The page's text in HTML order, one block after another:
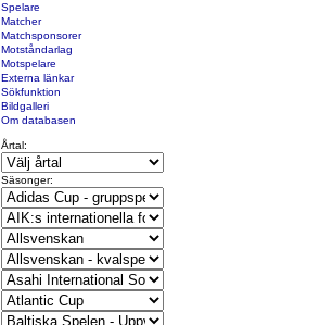
Spelare
Matcher
Matchsponsorer
Motståndarlag
Motspelare
Externa länkar
Sökfunktion
Bildgalleri
Om databasen
Årtal:
Säsonger: